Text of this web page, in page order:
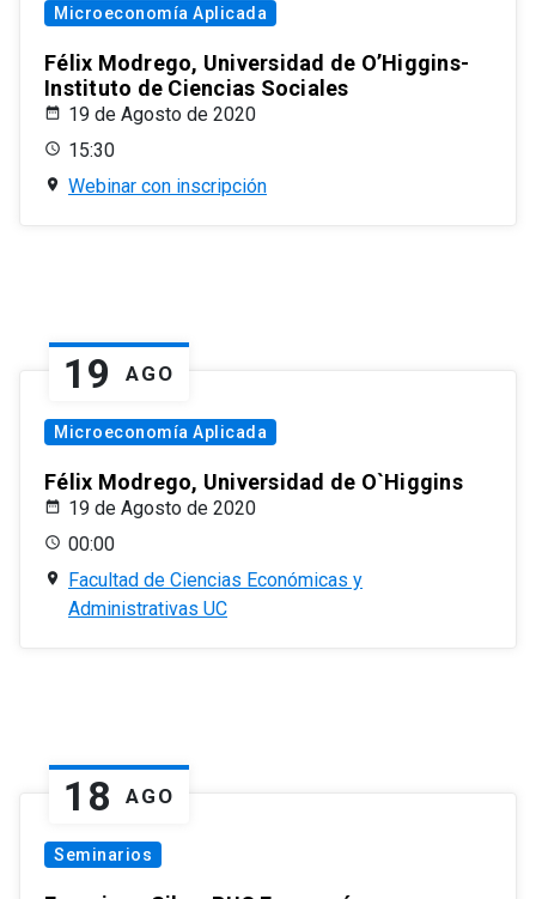
Microeconomía Aplicada
Félix Modrego, Universidad de O’Higgins-
Instituto de Ciencias Sociales
19 de Agosto de 2020
15:30
Webinar con inscripción
19 AGO
Microeconomía Aplicada
Félix Modrego, Universidad de O`Higgins
19 de Agosto de 2020
00:00
Facultad de Ciencias Económicas y
Administrativas UC
18 AGO
Seminarios